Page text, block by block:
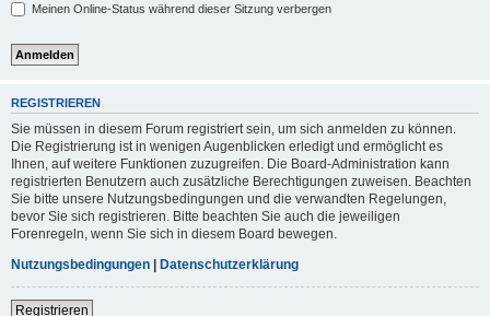
Meinen Online-Status während dieser Sitzung verbergen
REGISTRIEREN
Sie müssen in diesem Forum registriert sein, um sich anmelden zu können.
Die Registrierung ist in wenigen Augenblicken erledigt und ermöglicht es
Ihnen, auf weitere Funktionen zuzugreifen. Die Board-Administration kann
registrierten Benutzern auch zusätzliche Berechtigungen zuweisen. Beachten
Sie bitte unsere Nutzungsbedingungen und die verwandten Regelungen,
bevor Sie sich registrieren. Bitte beachten Sie auch die jeweiligen
Forenregeln, wenn Sie sich in diesem Board bewegen.
Nutzungsbedingungen | Datenschutzerklärung
Registrieren